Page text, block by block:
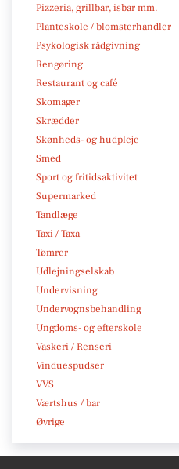
Pizzeria, grillbar, isbar mm.
Planteskole / blomsterhandler
Psykologisk rådgivning
Rengøring
Restaurant og café
Skomager
Skrædder
Skønheds- og hudpleje
Smed
Sport og fritidsaktivitet
Supermarked
Tandlæge
Taxi / Taxa
Tømrer
Udlejningselskab
Undervisning
Undervognsbehandling
Ungdoms- og efterskole
Vaskeri / Renseri
Vinduespudser
VVS
Værtshus / bar
Øvrige